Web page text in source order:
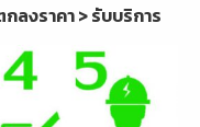
ลงราคา > รับบริการ